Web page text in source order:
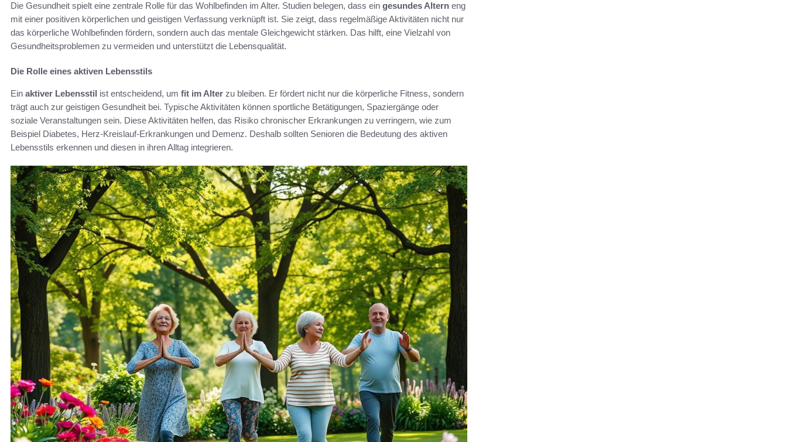
Die Gesundheit spielt eine zentrale Rolle für das Wohlbefinden im Alter. Studien belegen, dass ein gesundes Altern eng
mit einer positiven körperlichen und geistigen Verfassung verknüpft ist. Sie zeigt, dass regelmäßige Aktivitäten nicht nur
das körperliche Wohlbefinden fördern, sondern auch das mentale Gleichgewicht stärken. Das hilft, eine Vielzahl von
Gesundheitsproblemen zu vermeiden und unterstützt die Lebensqualität.
Die Rolle eines aktiven Lebensstils
Ein aktiver Lebensstil ist entscheidend, um fit im Alter zu bleiben. Er fördert nicht nur die körperliche Fitness, sondern
trägt auch zur geistigen Gesundheit bei. Typische Aktivitäten können sportliche Betätigungen, Spaziergänge oder
soziale Veranstaltungen sein. Diese Aktivitäten helfen, das Risiko chronischer Erkrankungen zu verringern, wie zum
Beispiel Diabetes, Herz-Kreislauf-Erkrankungen und Demenz. Deshalb sollten Senioren die Bedeutung des aktiven
Lebensstils erkennen und diesen in ihren Alltag integrieren.